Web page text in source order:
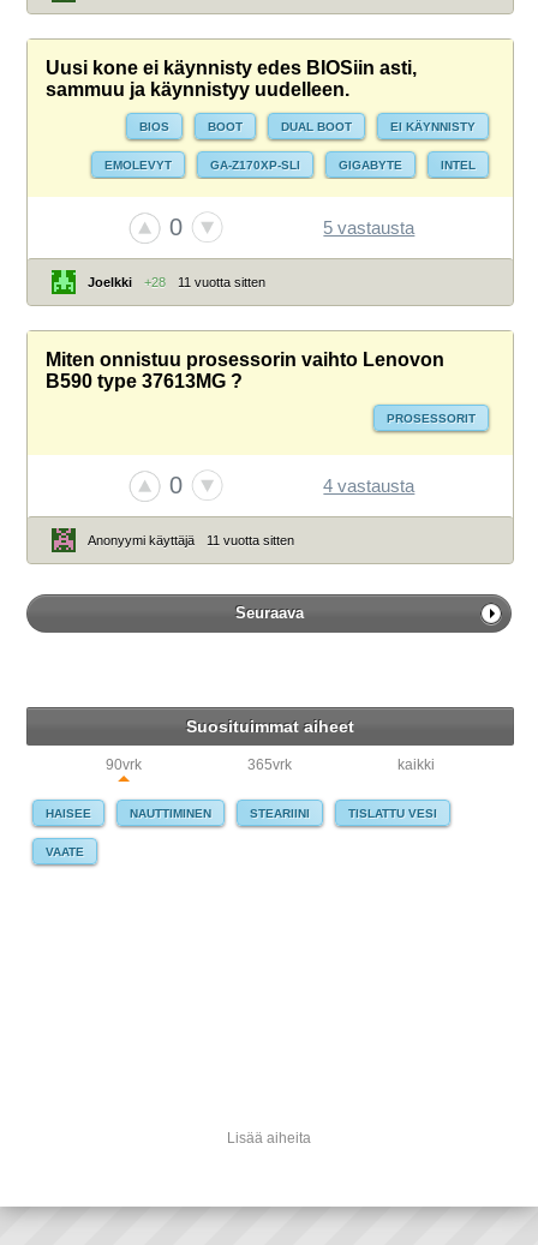
Uusi kone ei käynnisty edes BIOSiin asti,
sammuu ja käynnistyy uudelleen.
BIOS BOOT DUAL BOOT EI KÄYNNISTY
EMOLEVYT GA-Z170XP-SLI GIGABYTE INTEL
0 5 vastausta
Joelkki +28 11 vuotta sitten
Miten onnistuu prosessorin vaihto Lenovon
B590 type 37613MG ?
PROSESSORIT
0 4 vastausta
Anonyymi käyttäjä 11 vuotta sitten
Seuraava
Suosituimmat aiheet
90vrk 365vrk kaikki
HAISEE NAUTTIMINEN STEARIINI TISLATTU VESI
VAATE
Lisää aiheita